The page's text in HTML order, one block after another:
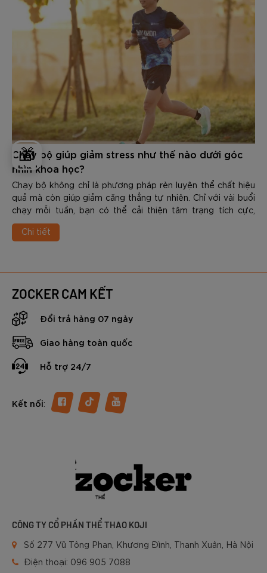
🎁
Chạy bộ giúp giảm stress như thế nào dưới góc
nhìn khoa học?
Chạy bộ không chỉ là phương pháp rèn luyện thể chất hiệu
quả mà còn giúp giảm căng thẳng tự nhiên. Chỉ với vài buổi
chạy mỗi tuần, bạn có thể cải thiện tâm trạng tích cực,
nâng cao chất lượng giấc ngủ và gia tăng khả năng chống
chịu áp lực trong cuộc sống. Vậy Chạy bộ giúp giảm stress
Chi tiết
ZOCKER CAM KẾT
Đổi trả hàng 07 ngày
Giao hàng toàn quốc
Hỗ trợ 24/7
Kết nối:
CÔNG TY CỔ PHẦN THỂ THAO KOJI
Số 277 Vũ Tông Phan, Khương Đình, Thanh Xuân, Hà Nội
Điện thoại: 096 905 7088